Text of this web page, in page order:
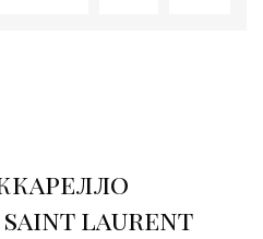
saint laurent